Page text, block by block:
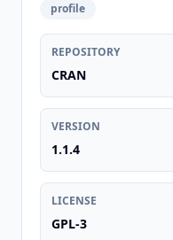
profile
REPOSITORY
CRAN
VERSION
1.1.4
LICENSE
GPL-3